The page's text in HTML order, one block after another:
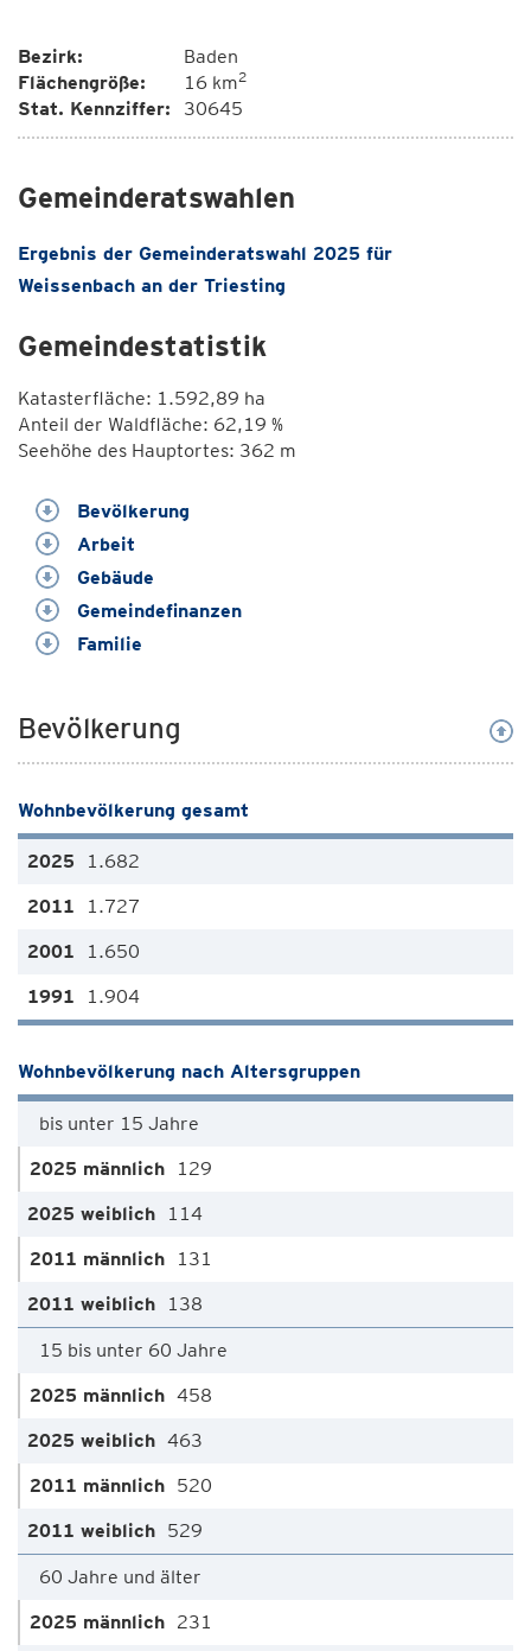
Bezirk:
Baden
Flächengröße:
16 km2
Stat. Kennziffer: 30645
Gemeinderatswahlen
Ergebnis der Gemeinderatswahl 2025 für
Weissenbach an der Triesting
Gemeindestatistik
Katasterfläche: 1.592,89 ha
Anteil der Waldfläche: 62,19 %
Seehöhe des Hauptortes: 362 m
Bevölkerung
Arbeit
Gebäude
Gemeindefinanzen
Familie
Bevölkerung
Wohnbevölkerung gesamt
1.682
1.727
1.650
1.904
Wohnbevölkerung nach Altersgruppen
bis unter 15 Jahre
129
114
131
138
15 bis unter 60 Jahre
458
463
520
529
60 Jahre und älter
231